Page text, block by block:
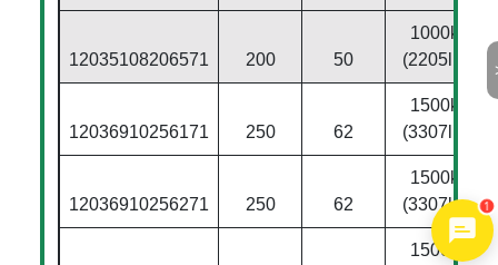
12035108206571 200 50
1000kg
(2205lbs)
12036910256171 250 62
1500kg
(3307lbs)
12036910256271 250 62
1500kg
(3307lbs)
1500kg
1